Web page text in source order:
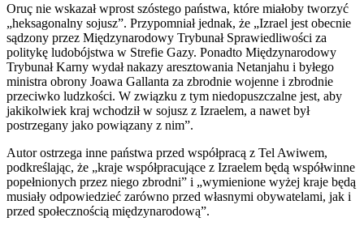
Oruç nie wskazał wprost szóstego państwa, które miałoby tworzyć
„heksagonalny sojusz”. Przypomniał jednak, że „Izrael jest obecnie
sądzony przez Międzynarodowy Trybunał Sprawiedliwości za
politykę ludobójstwa w Strefie Gazy. Ponadto Międzynarodowy
Trybunał Karny wydał nakazy aresztowania Netanjahu i byłego
ministra obrony Joawa Gallanta za zbrodnie wojenne i zbrodnie
przeciwko ludzkości. W związku z tym niedopuszczalne jest, aby
jakikolwiek kraj wchodził w sojusz z Izraelem, a nawet był
postrzegany jako powiązany z nim”.
Autor ostrzega inne państwa przed współpracą z Tel Awiwem,
podkreślając, że „kraje współpracujące z Izraelem będą współwinne
popełnionych przez niego zbrodni” i „wymienione wyżej kraje będą
musiały odpowiedzieć zarówno przed własnymi obywatelami, jak i
przed społecznością międzynarodową”.